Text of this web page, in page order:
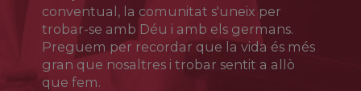
conventual, la comunitat s'uneix per
trobar-se amb Déu i amb els germans.
Preguem per recordar que la vida és més
gran que nosaltres i trobar sentit a allò
que fem.